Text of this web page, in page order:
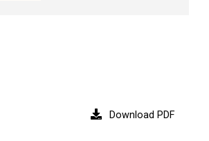
Download PDF